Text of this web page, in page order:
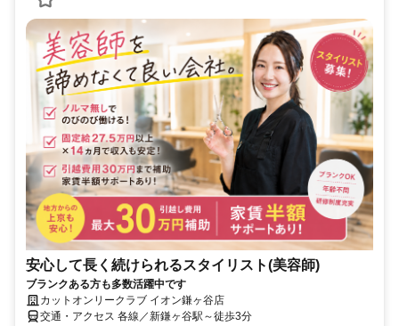
安心して長く続けられるスタイリスト(美容師)
ブランクある方も多数活躍中です
カットオンリークラブ イオン鎌ヶ谷店
交通・アクセス 各線／新鎌ヶ谷駅～徒歩3分